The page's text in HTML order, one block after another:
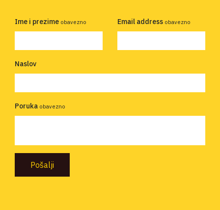
Ime i prezime obavezno Email address obavezno
Naslov
Poruka obavezno
Pošalji